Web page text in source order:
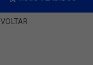
VOLTAR